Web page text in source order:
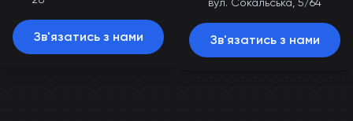
Зв'язатись з нами Зв'язатись з нами